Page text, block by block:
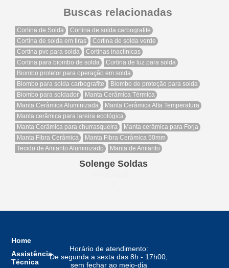
Buscas relacionadas
Cortina de Solda
Cortina de solda carbografite
Cortina de solda em tiras
Cortina de solda verde
Cortina pvc para solda
Cortinas inactínicas
Cortina para biombo de solda
Cortina de luz para solda
Biombo protetor para operação em solda
Biombo para solda carbografite
Biombo de proteção para solda
Biombo para soldador
Manta Cerâmica Térmica
Manta Cerâmica Aluminizada
Manta Cerâmica Alta Temperatura
Manta cerâmica para lareira ecológica
Manta Cerâmica para churrasqueira
Manta cerâmica para Forja
Manta Fibra Cerâmica
Manta Fibra Cerâmica 50mm
Tecido de Amianto Aluminizado
Manta de Amianto
Solenge Soldas
Home
Assistência
Técnica
Horário de atendimento:
De segunda a sexta das 8h - 17h00,
sem fechar ao meio-dia